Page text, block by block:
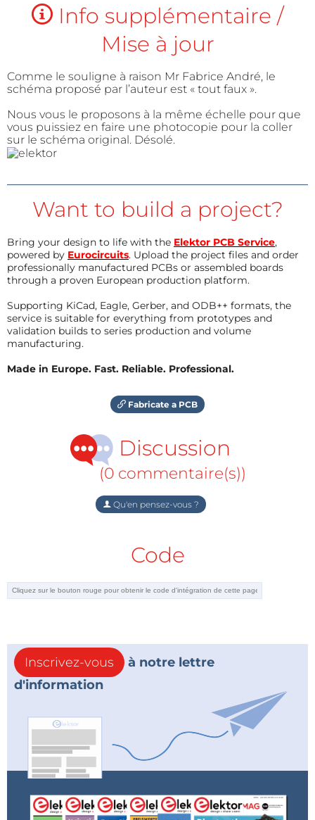
Info supplémentaire /
Mise à jour
Comme le souligne à raison Mr Fabrice André, le
schéma proposé par l’auteur est « tout faux ».
Nous vous le proposons à la même échelle pour que
vous puissiez en faire une photocopie pour la coller
sur le schéma original. Désolé.
Want to build a project?
Bring your design to life with the Elektor PCB Service,
powered by Eurocircuits. Upload the project files and order
professionally manufactured PCBs or assembled boards
through a proven European production platform.
Supporting KiCad, Eagle, Gerber, and ODB++ formats, the
service is suitable for everything from prototypes and
validation builds to series production and volume
manufacturing.
Made in Europe. Fast. Reliable. Professional.
Fabricate a PCB
Discussion
(0 commentaire(s))
Qu'en pensez-vous ?
Code
Inscrivez-vous
à notre lettre
d'information